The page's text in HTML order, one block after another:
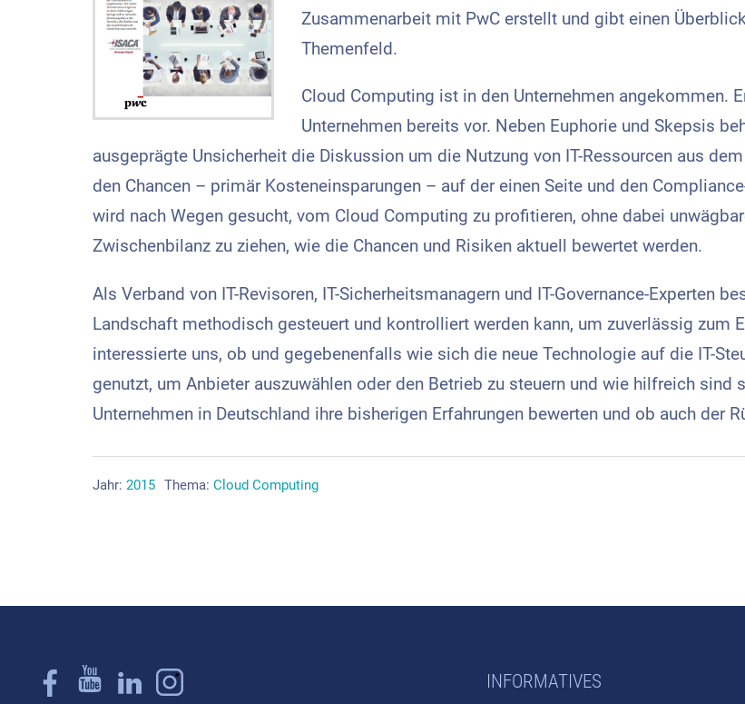
Zusammenarbeit mit PwC erstellt und gibt einen
Themenfeld.
Cloud Computing ist in den Unternehmen angekommen.
Unternehmen bereits vor. Neben Euphorie und Skepsis
ausgeprägte Unsicherheit die Diskussion um die Nutzung von IT-Ressourcen aus
den Chancen – primär Kosteneinsparungen – auf der einen Seite und den
wird nach Wegen gesucht, vom Cloud Computing zu profitieren, ohne dabei
Zwischenbilanz zu ziehen, wie die Chancen und Risiken aktuell bewertet werden.
Als Verband von IT-Revisoren, IT-Sicherheitsmanagern und IT-Governance-Experten
Landschaft methodisch gesteuert und kontrolliert werden kann, um zuverlässig zum
interessierte uns, ob und gegebenenfalls wie sich die neue Technologie auf die IT-
genutzt, um Anbieter auszuwählen oder den Betrieb zu steuern und wie hilfreich
Unternehmen in Deutschland ihre bisherigen Erfahrungen bewerten und ob auch der
Jahr: 2015 Thema: Cloud Computing
INFORMATIVES